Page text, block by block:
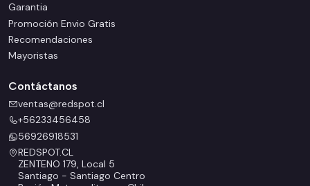
Garantia
Promoción Envio Gratis
Recomendaciones
Mayoristas
Contáctanos
ventas@redspot.cl
+56233456458
56926918531
REDSPOT.CL
ZENTENO 179, Local 5
Santiago - Santiago Centro